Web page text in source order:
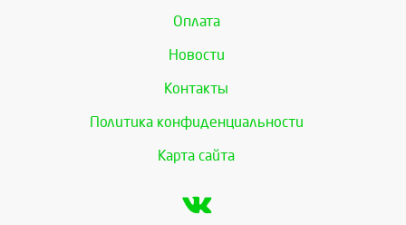
Оплата
Новости
Контакты
Политика конфиденциальности
Карта сайта